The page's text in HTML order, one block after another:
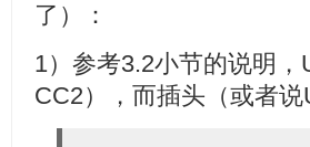
了）：
1）参考3.2小节的说明
CC2），而插头（或者